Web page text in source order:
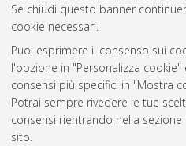
Se chiudi questo banner
cookie necessari.
Puoi esprimere il consenso sui
l'opzione in "Personalizza
consensi più specifici in "Mostra
Potrai sempre rivedere le tue
consensi rientrando nella
sito.
Atom
Rss 1.0
Rss 2.0